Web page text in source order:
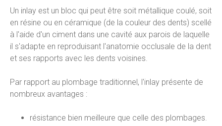
Un inlay est un bloc qui peut être soit métallique coulé, soit
en résine ou en céramique (de la couleur des dents) scellé
à l'aide d'un ciment dans une cavité aux parois de laquelle
il s'adapte en reproduisant l'anatomie occlusale de la dent
et ses rapports avec les dents voisines.
Par rapport au plombage traditionnel, l'inlay présente de
nombreux avantages :
résistance bien meilleure que celle des plombages.